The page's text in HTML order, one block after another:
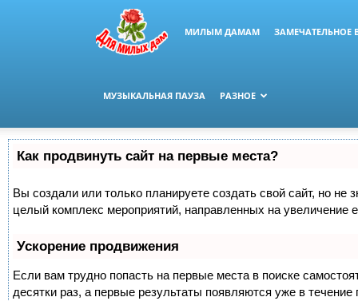
МИЛЫМ ДАМАМ ЗАМЕЧАТЕЛЬНОЕ
МУЗЫКАЛЬНАЯ ПАУЗА РАЗНОЕ
Как продвинуть сайт на первые места?
Вы создали или только планируете создать свой сайт, но не
целый комплекс мероприятий, направленных на увеличение
Ускорение продвижения
Если вам трудно попасть на первые места в поиске
десятки раз, а первые результаты появляются уже в